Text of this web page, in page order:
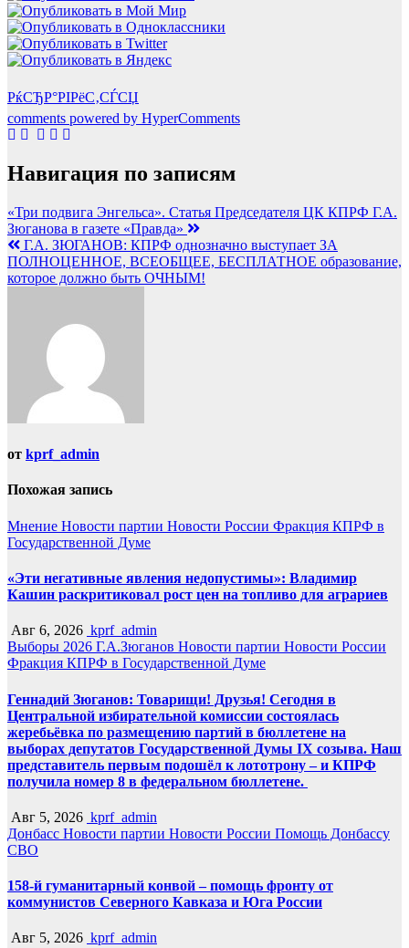
РќСЂР°РІРёС‚СЃСЏ
comments powered by HyperComments
Навигация по записям
«Три подвига Энгельса». Статья Председателя ЦК КПРФ Г.А.
Зюганова в газете «Правда»
Г.А. ЗЮГАНОВ: КПРФ однозначно выступает ЗА
ПОЛНОЦЕННОЕ, ВСЕОБЩЕЕ, БЕСПЛАТНОЕ образование,
которое должно быть ОЧНЫМ!
от kprf_admin
Похожая запись
Мнение Новости партии Новости России Фракция КПРФ в
Государственной Думе
«Эти негативные явления недопустимы»: Владимир
Кашин раскритиковал рост цен на топливо для аграриев
Авг 6, 2026 kprf_admin
Выборы 2026 Г.А.Зюганов Новости партии Новости России
Фракция КПРФ в Государственной Думе
Геннадий Зюганов: Товарищи! Друзья! Сегодня в
Центральной избирательной комиссии состоялась
жеребьёвка по размещению партий в бюллетене на
выборах депутатов Государственной Думы IX созыва. Наш
представитель первым подошёл к лототрону – и КПРФ
получила номер 8 в федеральном бюллетене.
Авг 5, 2026 kprf_admin
Донбасс Новости партии Новости России Помощь Донбассу
СВО
158-й гуманитарный конвой – помощь фронту от
коммунистов Северного Кавказа и Юга России
Авг 5, 2026 kprf_admin